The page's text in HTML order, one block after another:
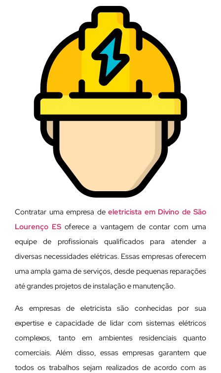
Contratar uma empresa de eletricista em Divino de São
Lourenço ES oferece a vantagem de contar com uma
equipe de profissionais qualificados para atender a
diversas necessidades elétricas. Essas empresas oferecem
uma ampla gama de serviços, desde pequenas reparações
até grandes projetos de instalação e manutenção.
As empresas de eletricista são conhecidas por sua
expertise e capacidade de lidar com sistemas elétricos
complexos, tanto em ambientes residenciais quanto
comerciais. Além disso, essas empresas garantem que
todos os trabalhos sejam realizados de acordo com as